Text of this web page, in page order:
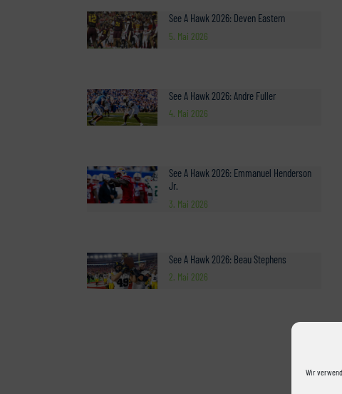
Wir
See A Hawk 2026: Deven Eastern
5. Mai 2026
See A Hawk 2026: Andre Fuller
4. Mai 2026
See A Hawk 2026: Emmanuel Henderson
Jr.
3. Mai 2026
See A Hawk 2026: Beau Stephens
2. Mai 2026